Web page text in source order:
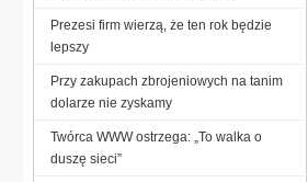
Prezesi firm wierzą, że ten rok będzie
lepszy
Przy zakupach zbrojeniowych na tanim
dolarze nie zyskamy
Twórca WWW ostrzega: „To walka o
duszę sieci”